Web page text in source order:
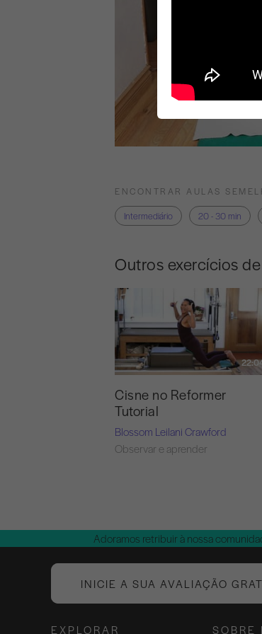
ENCONTRAR AULAS
Intermediário
20 - 30 min
Outros exercícios
Cisne no Reformer
Tutorial
Blossom Leilani Crawford
Observar e aprender
Adoramos retribuir à nossa
INICIE A SUA AVALIAÇÃO
EXPLORAR SOBRE